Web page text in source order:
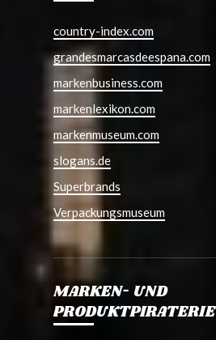
country-index.com
grandesmarcasdeespana.com
markenbusiness.com
markenlexikon.com
markenmuseum.com
slogans.de
Superbrands
Verpackungsmuseum
MARKEN- UND
PRODUKTPIRATERIE